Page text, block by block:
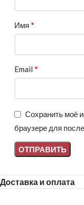
Имя *
Email *
Сохранить моё
браузере для
Доставка и оплата